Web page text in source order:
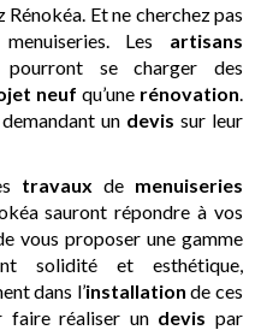
Et ne cherchez pas
Les artisans
pourront se charger des
neuf qu’une rénovation
un devis sur leur
travaux de menuiseries
sauront répondre à vos
vous proposer une gamme
solidité et esthétique,
dans l’installation de ces
faire réaliser un devis par